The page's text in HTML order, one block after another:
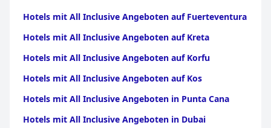
Hotels mit All Inclusive Angeboten auf Fuerteventura
Hotels mit All Inclusive Angeboten auf Kreta
Hotels mit All Inclusive Angeboten auf Korfu
Hotels mit All Inclusive Angeboten auf Kos
Hotels mit All Inclusive Angeboten in Punta Cana
Hotels mit All Inclusive Angeboten in Dubai